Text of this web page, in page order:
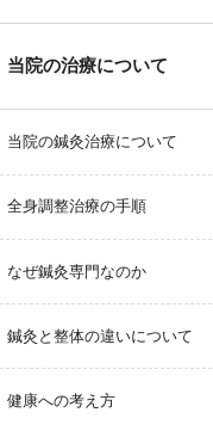
当院の治療について
当院の鍼灸治療について
全身調整治療の手順
なぜ鍼灸専門なのか
鍼灸と整体の違いについて
健康への考え方